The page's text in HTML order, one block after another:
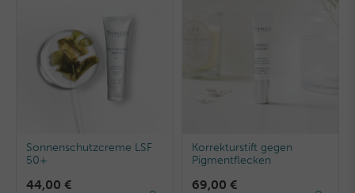
Sonnenschutzcreme LSF
50+
44,00 €
Korrekturstift gegen
Pigmentflecken
69,00 €